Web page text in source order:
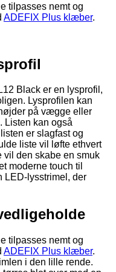
tilpasses nemt og
ADEFIX Plus klæber.
Black er en lysprofil,
Lysprofilen kan
på vægge eller
Listen kan også
er slagfast og
liste vil løfte ethvert
vil den skabe en smuk
moderne touch til
LED-lysstrimel, der
tilpasses nemt og
ADEFIX Plus klæber.
i den lille rende.